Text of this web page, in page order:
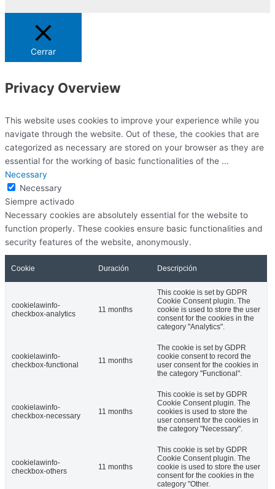
Cerrar
Privacy Overview
This website uses cookies to improve your experience while you
navigate through the website. Out of these, the cookies that are
categorized as necessary are stored on your browser as they are
essential for the working of basic functionalities of the ...
Necessary
Necessary
Siempre activado
Necessary cookies are absolutely essential for the website to
function properly. These cookies ensure basic functionalities and
security features of the website, anonymously.
Cookie Duración Descripción
cookielawinfo-
checkbox-analytics
11 months
This cookie is set by GDPR
Cookie Consent plugin. The
cookie is used to store the user
consent for the cookies in the
category "Analytics".
cookielawinfo-
checkbox-functional
11 months
The cookie is set by GDPR
cookie consent to record the
user consent for the cookies in
the category "Functional".
cookielawinfo-
checkbox-necessary
11 months
This cookie is set by GDPR
Cookie Consent plugin. The
cookies is used to store the
user consent for the cookies in
the category "Necessary".
cookielawinfo-
checkbox-others
11 months
This cookie is set by GDPR
Cookie Consent plugin. The
cookie is used to store the user
consent for the cookies in the
category "Other.